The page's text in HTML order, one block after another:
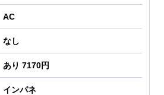
AC
なし
あり 7170円
インパネ